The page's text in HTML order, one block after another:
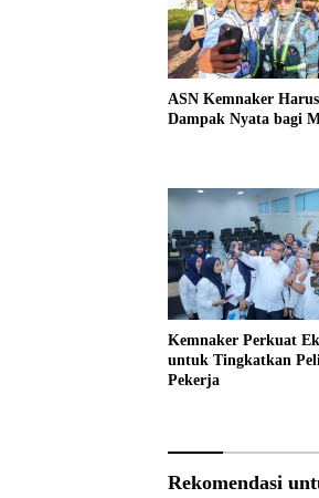
ASN Kemnaker
Dampak Nyata bagi
Kemnaker Perkuat
untuk Tingkatkan
Pekerja
Rekomendasi